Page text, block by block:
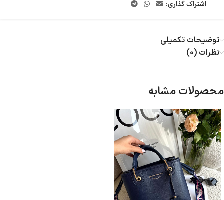
اشتراک گذاری:
توضیحات تکمیلی
نظرات (0)
محصولات مشابه